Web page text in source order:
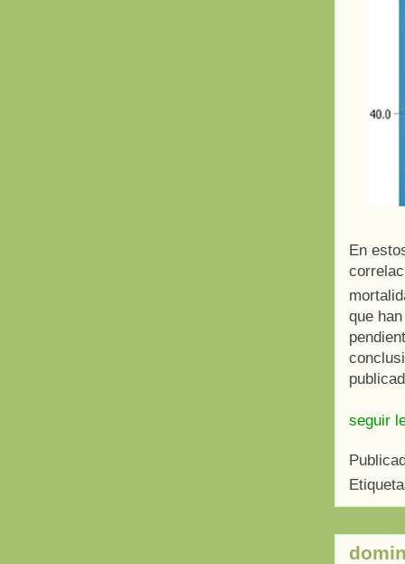
En
que
seguir